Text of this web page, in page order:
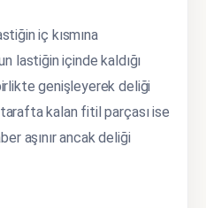
iç kısmına
lastiğin içinde kaldığı
genişleyerek deliği
kalan fitil parçası ise
aşınır ancak deliği